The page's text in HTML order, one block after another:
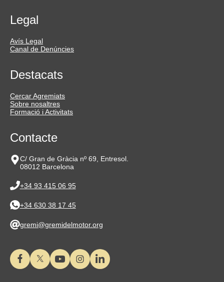
Legal
Avís Legal
Canal de Denúncies
Destacats
Cercar Agremiats
Sobre nosaltres
Formació i Activitats
Contacte
C/ Gran de Gràcia nº 69, Entresol.
08012 Barcelona
+34 93 415 06 95
+34 630 38 17 45
gremi@gremidelmotor.org